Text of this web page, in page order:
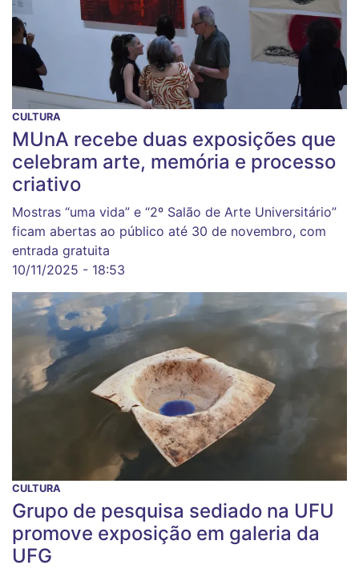
CULTURA
MUnA recebe duas exposições que
celebram arte, memória e processo
criativo
Mostras “uma vida” e “2º Salão de Arte Universitário”
ficam abertas ao público até 30 de novembro, com
entrada gratuita
10/11/2025 - 18:53
CULTURA
Grupo de pesquisa sediado na UFU
promove exposição em galeria da
UFG